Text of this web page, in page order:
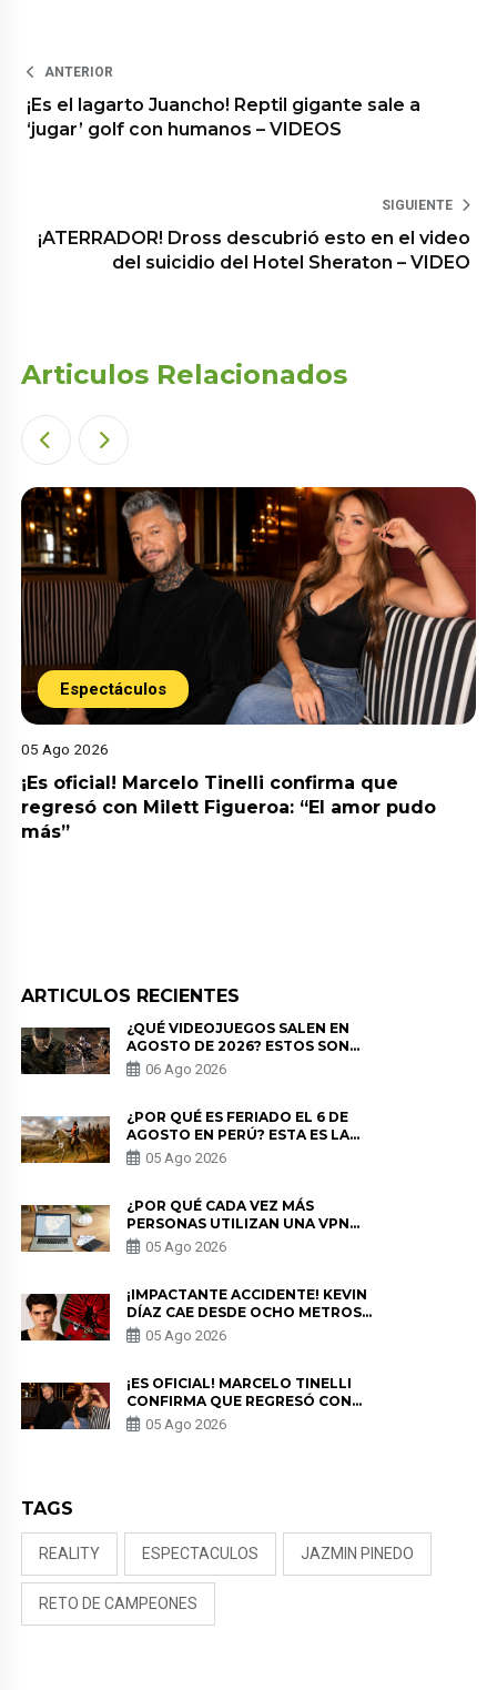
ANTERIOR
¡Es el lagarto Juancho! Reptil gigante sale a
‘jugar’ golf con humanos – VIDEOS
SIGUIENTE
¡ATERRADOR! Dross descubrió esto en el video
del suicidio del Hotel Sheraton – VIDEO
Articulos Relacionados
Espectáculos
05 Ago 2026
¡Es oficial! Marcelo Tinelli confirma que
regresó con Milett Figueroa: “El amor pudo
más”
ARTICULOS RECIENTES
¿QUÉ VIDEOJUEGOS SALEN EN
AGOSTO DE 2026? ESTOS SON
LOS ESTRENOS MÁS ESPERADOS
06 Ago 2026
¿POR QUÉ ES FERIADO EL 6 DE
AGOSTO EN PERÚ? ESTA ES LA
HISTORIA
05 Ago 2026
¿POR QUÉ CADA VEZ MÁS
PERSONAS UTILIZAN UNA VPN
PARA PROTEGER SU
PRIVACIDAD?
05 Ago 2026
¡IMPACTANTE ACCIDENTE! KEVIN
DÍAZ CAE DESDE OCHO METROS
EN “ESTO ES GUERRA” Y GENERA
PREOCUPACIÓN
05 Ago 2026
¡ES OFICIAL! MARCELO TINELLI
CONFIRMA QUE REGRESÓ CON
MILETT FIGUEROA: “EL AMOR
PUDO MÁS”
05 Ago 2026
TAGS
REALITY ESPECTACULOS JAZMIN PINEDO
RETO DE CAMPEONES